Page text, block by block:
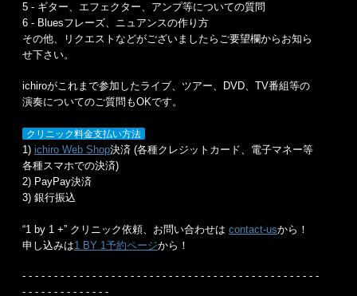
5 - ギター、エフェクター、アンプ等についての質問
6 - Bluesフレーズ、ニュアンスの作り方
その他、リクエストなどがございましたらご要望欄からお知ら
せ下さい。
ichiroがこれまで参加したライブ、ツアー、DVD、TV番組等の
演奏についてのご質問もOKです。
クリニック料金支払い方法
1) ichiro Web Shop決済 (各種クレジットカード、電子マネー等
各種スマホでの決済)
2) PayPay決済
3) 銀行振込
“1 by 1 +” クリニック依頼、お問い合わせは contact-usから！
申し込みは1 BY 1予約ページから！
- - - - - - - - - - - - - - - - - - - - - - - - - - - - - - - - - - - - - - - - - - - - - - -
- - - - - - - - - - - - - -